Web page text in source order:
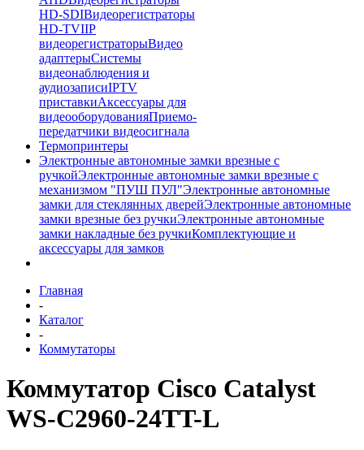
HD-SDIВидеорегистраторы
HD-TVIIP
видеорегистраторыВидео
адаптерыСистемы
видеонаблюдения и
аудиозаписиIPTV
приставкиАксессуары для
видеооборудованияПриемо-
передатчики видеосигнала
Термопринтеры
Электронные автономные замки врезные с
ручкойЭлектронные автономные замки врезные с
механизмом "ПУШ ПУЛ"Электронные автономные
замки для стеклянных дверейЭлектронные автономные
замки врезные без ручкиЭлектронные автономные
замки накладные без ручкиКомплектующие и
аксессуары для замков
Главная
-
Каталог
-
Коммутаторы
Коммутатор Cisco Catalyst
WS-C2960-24TT-L